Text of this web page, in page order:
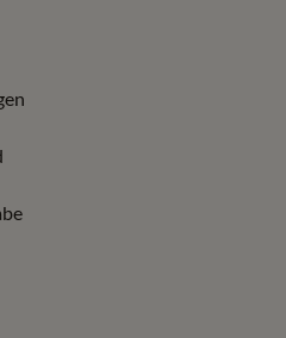
und Arbeitszimmer
und guter
zu Ihrem Wohnstil
wie viel Platz im